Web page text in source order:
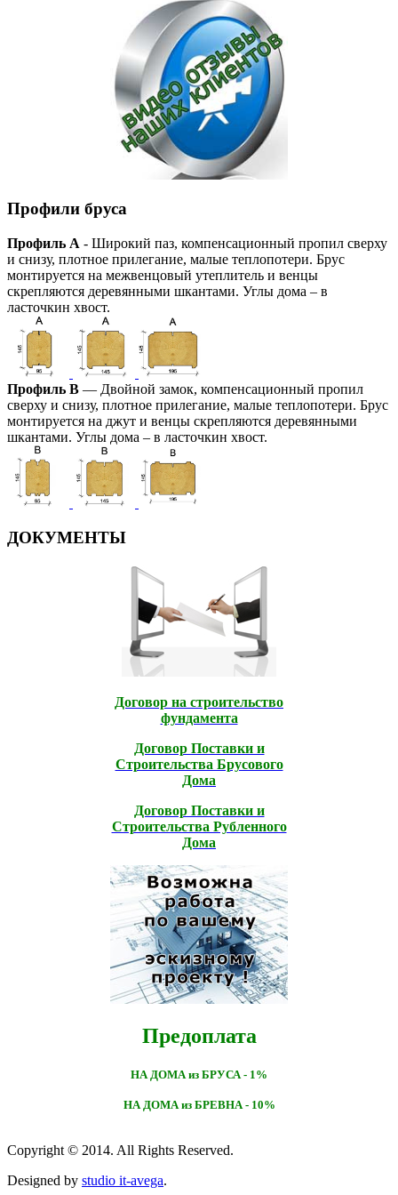
Профили бруса
Профиль А - Широкий паз, компенсационный пропил сверху
и снизу, плотное прилегание, малые теплопотери. Брус
монтируется на межвенцовый утеплитель и венцы
скрепляются деревянными шкантами. Углы дома – в
ласточкин хвост.
Профиль В — Двойной замок, компенсационный пропил
сверху и снизу, плотное прилегание, малые теплопотери. Брус
монтируется на джут и венцы скрепляются деревянными
шкантами. Углы дома – в ласточкин хвост.
ДОКУМЕНТЫ
Договор на строительство
фундамента
Договор Поставки и
Строительcтва Брусового
Дома
Договор Поставки и
Строительcтва Рубленного
Дома
Предоплата
НА ДОМА из БРУСА - 1%
НА ДОМА из БРЕВНА - 10%
Copyright © 2014. All Rights Reserved.
Designed by studio it-avega.